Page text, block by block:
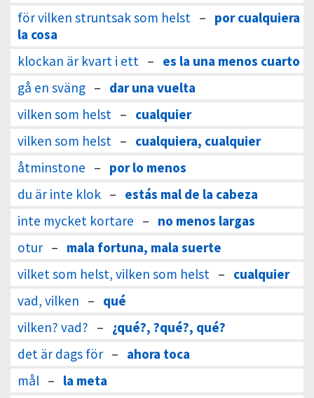
för vilken struntsak som helst – por cualquiera
la cosa
klockan är kvart i ett – es la una menos cuarto
gå en sväng – dar una vuelta
vilken som helst – cualquier
vilken som helst – cualquiera, cualquier
åtminstone – por lo menos
du är inte klok – estás mal de la cabeza
inte mycket kortare – no menos largas
otur – mala fortuna, mala suerte
vilket som helst, vilken som helst – cualquier
vad, vilken – qué
vilken? vad? – ¿qué?, ?qué?, qué?
det är dags för – ahora toca
mål – la meta